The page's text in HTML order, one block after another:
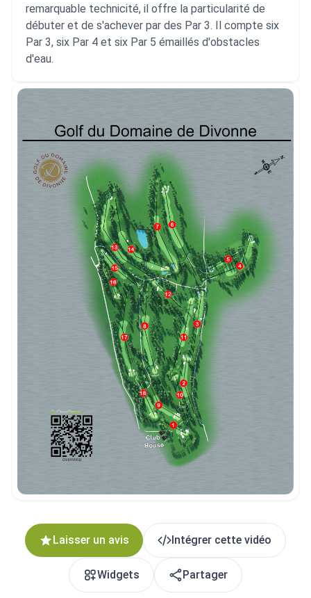
remarquable technicité, il offre la particularité de
débuter et de s'achever par des Par 3. Il compte six
Par 3, six Par 4 et six Par 5 émaillés d'obstacles
d'eau.
Laisser un avis Intégrer cette vidéo
Widgets Partager
Intégrer la video
Choix de la vidéo:
Copier dans le presse-papiers